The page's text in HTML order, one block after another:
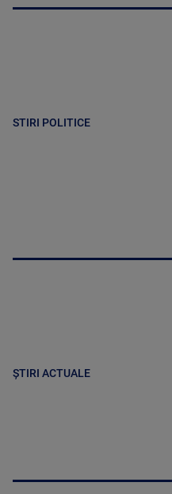
STIRI POLITICE
ȘTIRI ACTUALE